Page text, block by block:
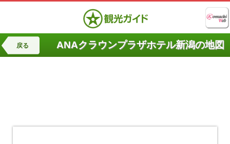
戻る ANAクラウンプラザホテル新潟の地図